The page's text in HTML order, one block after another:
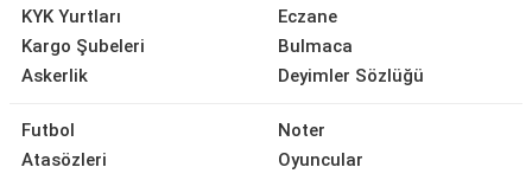
KYK Yurtları
Kargo Şubeleri
Askerlik
Eczane
Bulmaca
Deyimler Sözlüğü
Futbol
Atasözleri
Noter
Oyuncular